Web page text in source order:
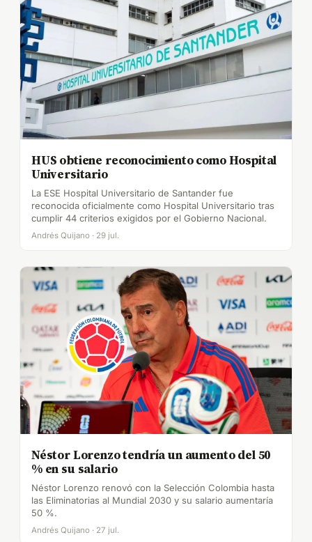
HUS obtiene reconocimiento como Hospital
Universitario
La ESE Hospital Universitario de Santander fue
reconocida oficialmente como Hospital Universitario tras
cumplir 44 criterios exigidos por el Gobierno Nacional.
Andrés Quijano · 29 jul.
Néstor Lorenzo tendría un aumento del 50
% en su salario
Néstor Lorenzo renovó con la Selección Colombia hasta
las Eliminatorias al Mundial 2030 y su salario aumentaría
50 %.
Andrés Quijano · 27 jul.